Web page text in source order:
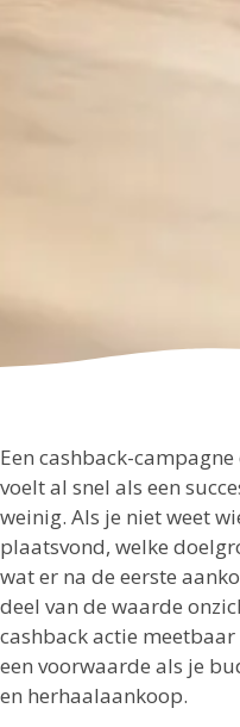
Een cashback-
voelt al snel als een
weinig. Als je niet weet
plaatsvond, welke
wat er na de eerste
deel van de waarde
cashback actie
een voorwaarde als je
en herhaalaankoop.